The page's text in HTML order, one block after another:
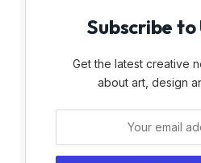
Subscribe
Get the latest creative
about art, design